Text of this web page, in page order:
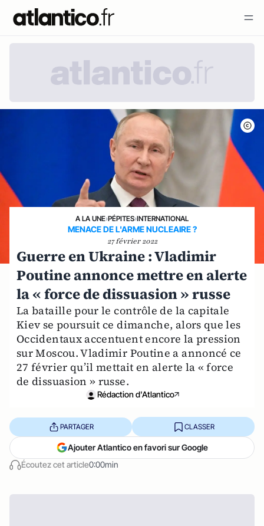
A LA UNE›PÉPITES›INTERNATIONAL
MENACE DE L'ARME NUCLEAIRE ?
27 février 2022
Guerre en Ukraine : Vladimir
Poutine annonce mettre en alerte
la « force de dissuasion » russe
La bataille pour le contrôle de la capitale
Kiev se poursuit ce dimanche, alors que les
Occidentaux accentuent encore la pression
sur Moscou. Vladimir Poutine a annoncé ce
27 février qu’il mettait en alerte la « force
de dissuasion » russe.
Rédaction d'Atlantico
Écoutez cet article0:00min
PARTAGER CLASSER
Ajouter Atlantico en favori sur Google